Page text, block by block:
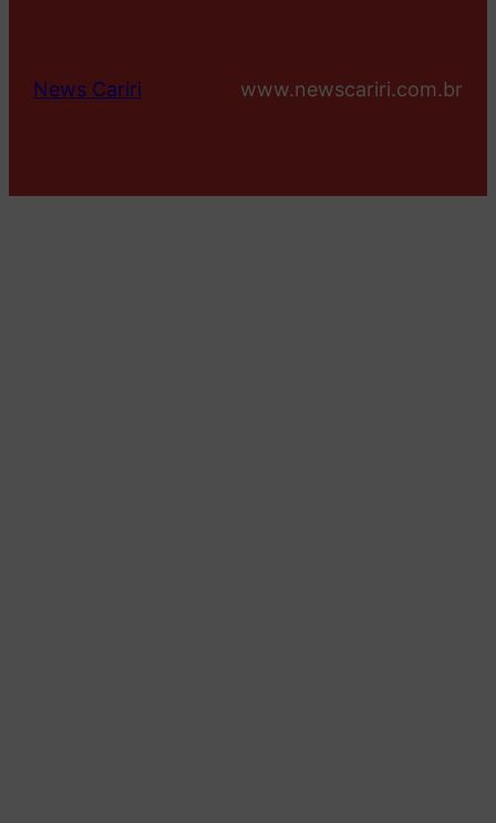
News Cariri www.newscariri.com.br